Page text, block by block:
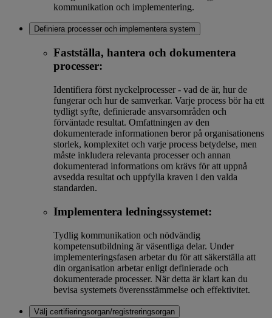
kommunikation och implementering.
Definiera processer och implementera system
Fastställa, hantera och dokumentera
processer:
Identifiera först nyckelprocesser - vad de är, hur de
fungerar och hur de samverkar. Varje process bör ha ett
tydligt syfte, definierade ansvarsområden och
förväntade resultat. Omfattningen av den
dokumenterade informationen beror på organisationens
storlek, komplexitet och varje process betydelse, men
måste inkludera relevanta processer och annan
dokumenterad informations om krävs för att uppnå
avsedda resultat och uppfylla kraven i den valda
standarden.
Implementera ledningssystemet:
Tydlig kommunikation och nödvändig
kompetensutbildning är väsentliga delar. Under
implementeringsfasen arbetar du för att säkerställa att
din organisation arbetar enligt definierade och
dokumenterade processer. När detta är klart kan du
bevisa systemets överensstämmelse och effektivitet.
Välj certifieringsorgan/registreringsorgan